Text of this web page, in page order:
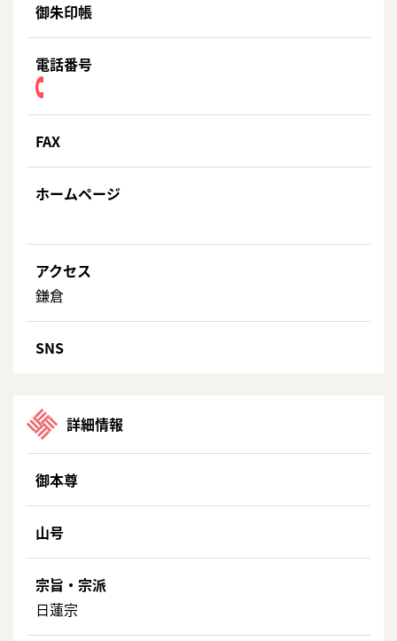
御朱印帳
電話番号
FAX
ホームページ
アクセス
鎌倉
SNS
詳細情報
御本尊
山号
宗旨・宗派
日蓮宗